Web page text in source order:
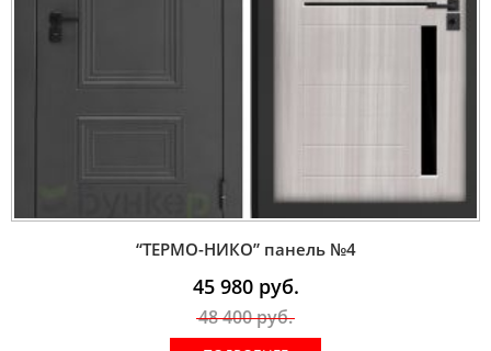
“ТЕРМО-НИКО” панель №4
45 980руб.
48 400руб.